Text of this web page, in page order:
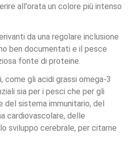
all'orata un colore più intenso
da una regolare inclusione
ben documentati e il pesce
fonte di proteine.
come gli acidi grassi omega-3
sia per i pesci che per gli
del sistema immunitario, del
cardiovascolare, delle
sviluppo cerebrale, per citarne